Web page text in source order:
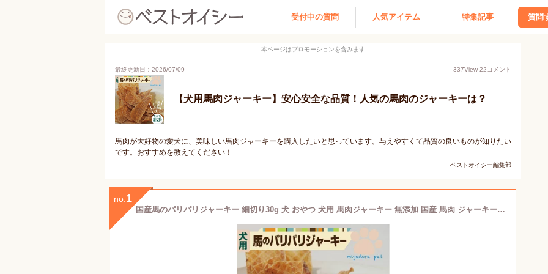
受付中の質問 人気アイテム 特集記事 質問
本ページはプロモーションを含みます
最終更新日：2026/07/09 337View 22コメント
【犬用馬肉ジャーキー】安心安全な品質！人気の馬肉のジャーキーは？
馬肉が大好物の愛犬に、美味しい馬肉ジャーキーを購入したいと思っています。与えやすくて品質の良いものが知りたい
です。おすすめを教えてください！
ベストオイシー編集部
no. 1
国産馬のパリパリジャーキー 細切り30g 犬 おやつ 犬用 馬肉ジャーキー 無添加 国産 馬肉 ジャーキー ドッグフード ペット 犬のおやつ 小型犬 高齢犬 老犬 シニア 送料無料